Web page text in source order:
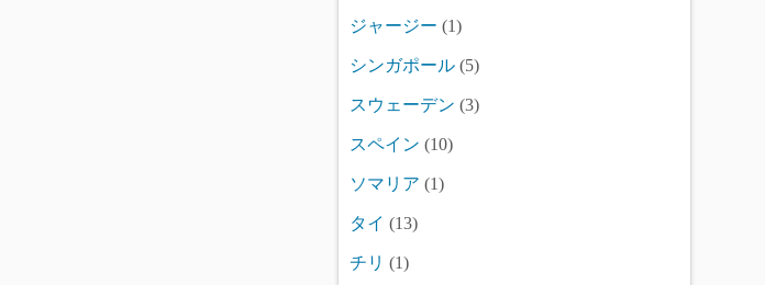
ジャージー (1)
シンガポール (5)
スウェーデン (3)
スペイン (10)
ソマリア (1)
タイ (13)
チリ (1)